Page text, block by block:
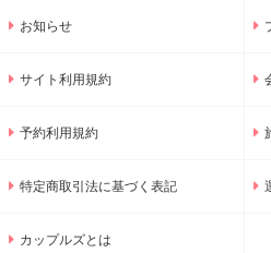
お知らせ
サイト利用規約
予約利用規約
特定商取引法に基づく表記
カップルズとは